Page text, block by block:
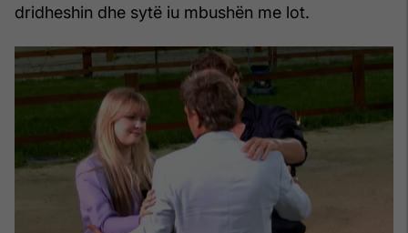
dridheshin dhe sytë iu mbushën me lot.